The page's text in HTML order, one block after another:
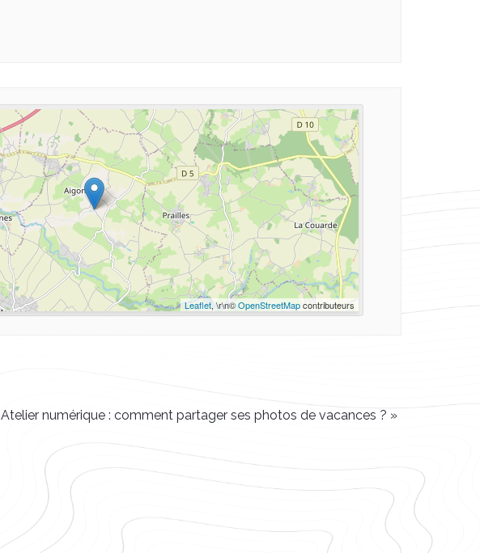
Leaflet, \r\n©OpenStreetMapcontributeurs
Atelier numérique : comment partager ses photos de vacances ? »